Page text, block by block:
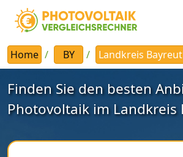
Home BY Landkreis
Finden Sie den besten
Photovoltaik im Landkreis